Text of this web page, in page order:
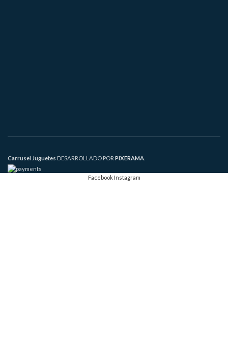
Carrusel Juguetes DESARROLLADO POR PIXERAMA
Facebook Instagram